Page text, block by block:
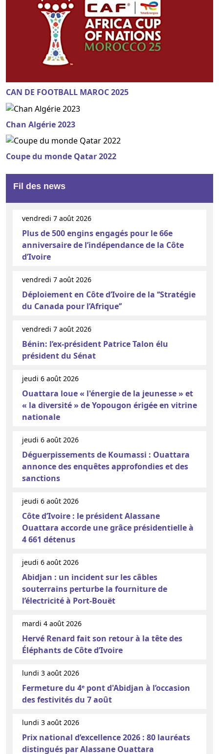
CAN DE FOOTBALL MAROC 2025
Chan Algérie 2023
Coupe du monde Qatar 2022
Fil des news
vendredi 7 août 2026
Plus de 500 engins engagés pour le 66e
anniversaire de l’indépendance de la Côte
d’Ivoire
vendredi 7 août 2026
Déploiement en Côte d’Ivoire de la ‘‘Stratégie
du Canada pour l’Afrique’’
vendredi 7 août 2026
Bénin: l’ex-président Patrice Talon élu
président du Sénat
jeudi 6 août 2026
Ouattara loue « l'énergie de la jeunesse » et
« la diversité » de Yopougon érigée en vitrine
nationale
jeudi 6 août 2026
Déguerpissements de Koumassi : Ouattara
annonce des enquêtes approfondies et des
sanctions
jeudi 6 août 2026
Côte d’Ivoire : le président Alassane
Ouattara accorde une grâce présidentielle à
4 661 détenus
jeudi 6 août 2026
Abidjan : un incident sur les câbles
souterrains perturbe la fourniture de
l’électricité à Port-Bouët
mardi 4 août 2026
Hervé Renard fait son retour à la tête des
Éléphants de Côte d’Ivoire
lundi 3 août 2026
Fermeture du 4ᵉ pont d'Abidjan à l’occasion
des festivités du 7 août
lundi 3 août 2026
Prix national d’excellence 2026 : 80 lauréats
distingués par Alassane Ouattara